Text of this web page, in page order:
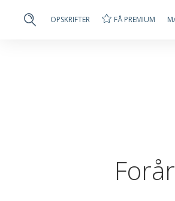
OPSKRIFTER FÅ PREMIUM